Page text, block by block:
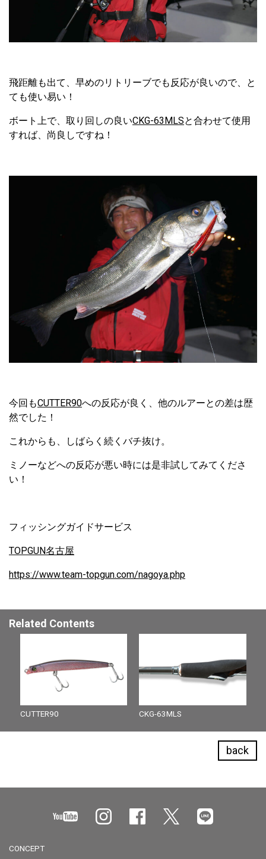
飛距離も出て、早めのリトリーブでも反応が良いので、と
ても使い易い！
ボート上で、取り回しの良いCKG-63MLSと合わせて使用
すれば、尚良しですね！
今回もCUTTER90への反応が良く、他のルアーとの差は歴
然でした！
これからも、しばらく続くバチ抜け。
ミノーなどへの反応が悪い時には是非試してみてくださ
い！
フィッシングガイドサービス
TOPGUN名古屋
https://www.team-topgun.com/nagoya.php
Related Contents
CUTTER90 CKG-63MLS
back
CONCEPT